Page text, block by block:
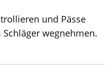
und Pässe
wegnehmen.